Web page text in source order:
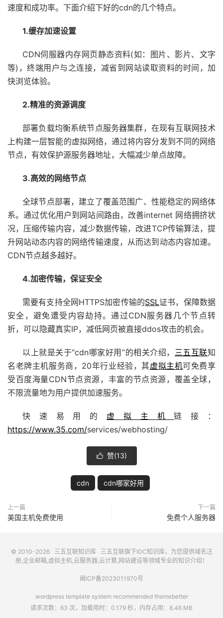
速度和成功率。下面介绍下好的cdn的几个特点。
1.缓存加速设置
CDN伺服器内存网页静态资料(如：图片、影片、文字
等)，终端用户与之连接，减省到网站读取资料的时间，加
快浏览体验。
2.精准的资源调度
部署负载均衡系统节点服务器集群，在现有互联网技术
上构建一层智能的虚拟网络，通过将内容分发到不同的网络
节点，有效保护源服务器地址，大幅减少单点故障。
3.高效的网络节点
全球节点部署，建立了覆盖范围广、性能稳定的网络体
系。通过优化用户到网站间路由，改善internet 网络拥挤状
况，压缩传输内容，减少数据传输，改进TCP传输算法，提
升网站动态内容的网络传输速度，从而达到动态内容加速。
CDN节点越多越好。
4.加密传输，保证安全
需要有支持全网HTTPS加密传输的SSL证书，保障数据
安全，避免遭受内容劫持。通过CDN服务器几个节点转
折，可以隐藏真实IP，减低网页被直接ddos攻击的机会。
以上就是关于“cdn哪家好用”的相关介绍， 三五互联知
名老牌主机服务商，20年行业经验，其虚拟主机可免费享
受百度海量CDN节点资源，丰富的节点资源，覆盖全球，
不限流量地为用户提供加速服务。
快速易用的 虚拟主机链接：
https://www.35.com/services/webhosting/
 赞(13)
cdn cdn哪家好用
上一篇
美国主机免费使用
下一篇
免费个人服务器
© 2010-2026 三五互联知识库 三五互联旗下IDC知识库，为您提供域名注
册,企业邮箱,虚拟主机,云服务器,云计算,网站建设等领域专业的知识介绍！
闽ICP备2023011970号
wordpress template system recommended themebetter
请求次数：63 次，加载用时：0.179 秒，内存占用：8.46 MB